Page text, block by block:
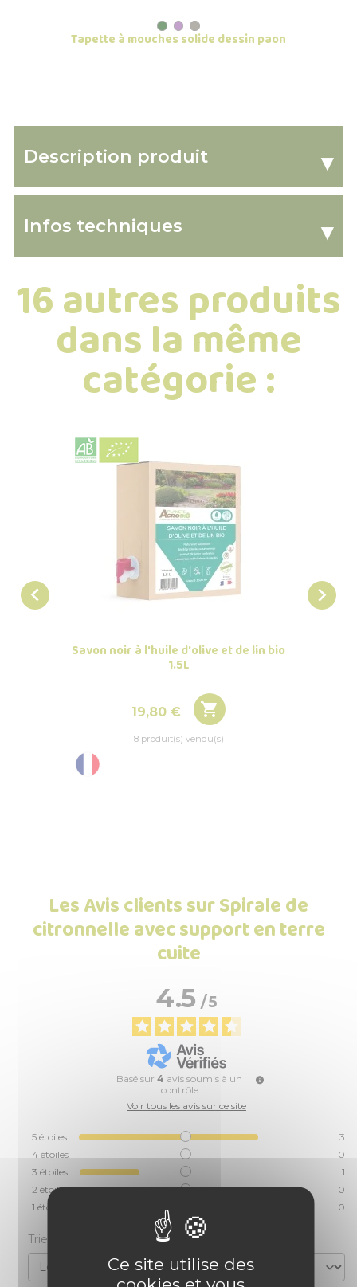
Tapette à mouches solide dessin paon
Description produit ▾
Infos techniques ▾
16 autres produits
dans la même
catégorie :

Savon noir à l'huile d'olive et de lin bio
1.5L
Prix
19,80 € 
8 produit(s) vendu(s)

Les Avis clients sur Spirale de
citronnelle avec support en terre
cuite
4.5/5
Basé sur 4 avis soumis à un
contrôle
Voir tous les avis sur ce site
5 étoiles
3
4 étoiles
0
3 étoiles
1
2 étoiles
0
1 étoile 0
Trier les avis
Ce site utilise des